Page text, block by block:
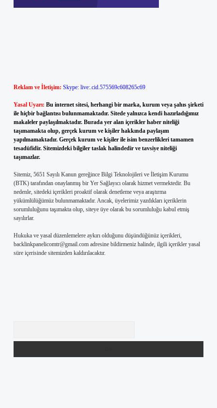
Reklam ve İletişim: Skype: live:.cid.575569c608265c69
Yasal Uyarı: Bu internet sitesi, herhangi bir marka, kurum veya şahıs şirketi
ile hiçbir bağlantısı bulunmamaktadır. Sitede yalnızca kendi hazırladığımız
makaleler paylaşılmaktadır. Burada yer alan içerikler haber niteliği
taşımamakta olup, gerçek kurum ve kişiler hakkında paylaşım
yapılmamaktadır. Gerçek kurum ve kişiler ile isim benzerlikleri tamamen
tesadüfidir. Sitemizdeki bilgiler taslak halindedir ve tavsiye niteliği
taşımazlar.
Sitemiz, 5651 Sayılı Kanun gereğince Bilgi Teknolojileri ve İletişim Kurumu
(BTK) tarafından onaylanmış bir Yer Sağlayıcı olarak hizmet vermektedir. Bu
nedenle, sitedeki içerikleri proaktif olarak denetleme veya araştırma
yükümlülüğümüz bulunmamaktadır. Ancak, üyelerimiz yazdıkları içeriklerin
sorumluluğunu taşımakta olup, siteye üye olarak bu sorumluluğu kabul etmiş
sayılırlar.
Hukuka ve yasal düzenlemelere aykırı olduğunu düşündüğünüz içerikleri,
backlinkpanelicomtr@gmail.com adresine bildirmeniz halinde, ilgili içerikler yasal
süre içerisinde sitemizden kaldırılacaktır.